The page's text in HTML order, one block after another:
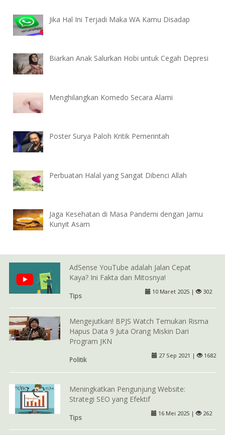
Jika Hal Ini Terjadi Maka WA Kamu Disadap
Biarkan Anak Salurkan Hobi untuk Cegah Depresi
Menghilangkan Komedo Secara Alami
Poster Surya Paloh Kritik Pemerintah
Perbuatan Halal yang Sangat Dibenci Allah
Jaga Kesehatan di Masa Pandemi dengan Jamu
Kunyit Asam
AdSense YouTube adalah Jalan Cepat
Kaya? Ini Fakta dan Mitosnya!
Tips
10 Maret 2025 | 302
Mengejutkan! BPJS Watch Temukan Risma
Hapus Data 9 Juta Orang Miskin Dari
Program JKN
Politik
27 Sep 2021 | 1682
Meningkatkan Pengunjung Website:
Strategi SEO yang Efektif
Tips
16 Mei 2025 | 262